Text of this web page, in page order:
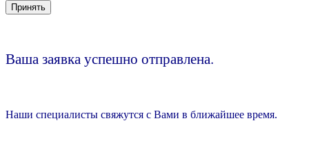
Принять
Ваша заявка успешно отправлена.
Наши специалисты свяжутся с Вами в ближайшее время.